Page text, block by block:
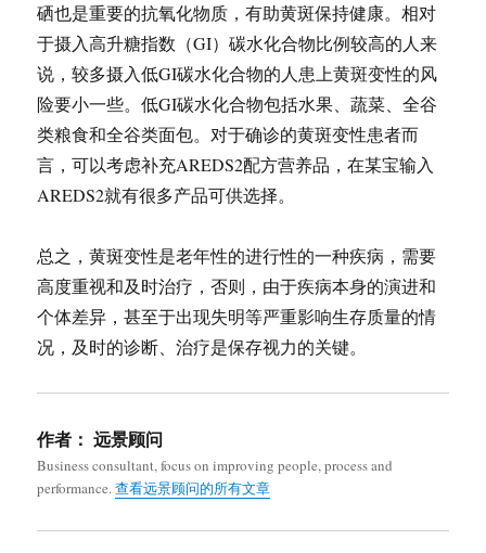
硒也是重要的抗氧化物质，有助黄斑保持健康。相对
于摄入高升糖指数（GI）碳水化合物比例较高的人来
说，较多摄入低GI碳水化合物的人患上黄斑变性的风
险要小一些。低GI碳水化合物包括水果、蔬菜、全谷
类粮食和全谷类面包。对于确诊的黄斑变性患者而
言，可以考虑补充AREDS2配方营养品，在某宝输入
AREDS2就有很多产品可供选择。
总之，黄斑变性是老年性的进行性的一种疾病，需要
高度重视和及时治疗，否则，由于疾病本身的演进和
个体差异，甚至于出现失明等严重影响生存质量的情
况，及时的诊断、治疗是保存视力的关键。
作者： 远景顾问
Business consultant, focus on improving people, process and
performance.查看远景顾问的所有文章